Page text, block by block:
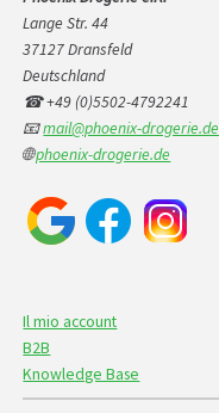
Lange Str. 44
37127 Dransfeld
Deutschland
☎ +49 (0)5502-4792241
📧mail@phoenix-drogerie.de
🌐phoenix-drogerie.de
Il mio account
B2B
Knowledge Base